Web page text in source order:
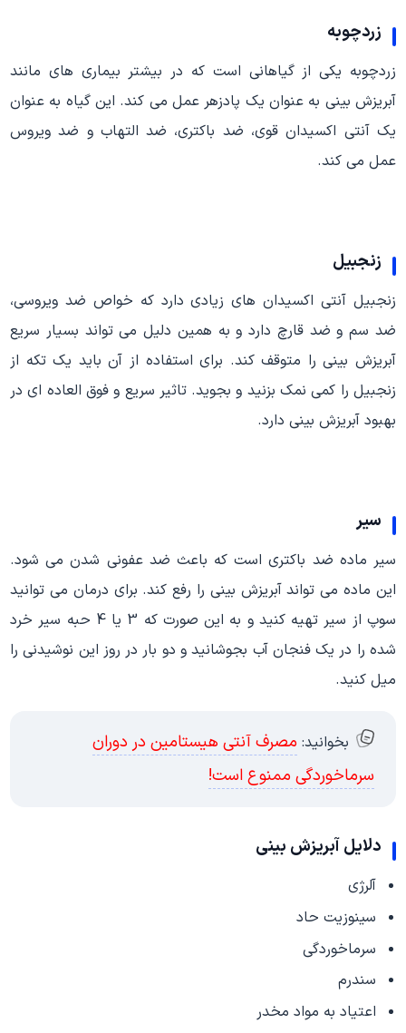
زردچوبه
زردچوبه یکی از گیاهانی است که در بیشتر بیماری های مانند
آبریزش بینی به عنوان یک پادزهر عمل می کند. این گیاه به عنوان
یک آنتی اکسیدان قوی، ضد باکتری، ضد التهاب و ضد ویروس
عمل می کند.
زنجبیل
زنجبیل آنتی اکسیدان های زیادی دارد که خواص ضد ویروسی،
ضد سم و ضد قارچ دارد و به همین دلیل می تواند بسیار سریع
آبریزش بینی را متوقف کند. برای استفاده از آن باید یک تکه از
زنجبیل را کمی نمک بزنید و بجوید. تاثیر سریع و فوق العاده ای در
بهبود آبریزش بینی دارد.
سیر
سیر ماده ضد باکتری است که باعث ضد عفونی شدن می شود.
این ماده می تواند آبریزش بینی را رفع کند. برای درمان می توانید
سوپ از سیر تهیه کنید و به این صورت که 3 یا 4 حبه سیر خرد
شده را در یک فنجان آب بجوشانید و دو بار در روز این نوشیدنی را
میل کنید.
بخوانید: مصرف آنتی هیستامین در دوران
سرماخوردگی ممنوع است!
دلایل آبریزش بینی
آلرژی
سینوزیت حاد
سرماخوردگی
سندرم
اعتیاد به مواد مخدر